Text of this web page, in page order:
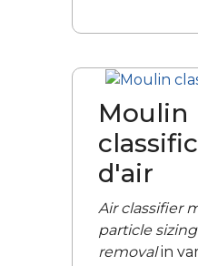
Moulin
d'air
Air classifier
particle
removalin